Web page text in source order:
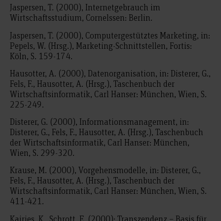
Jaspersen, T. (2000), Internetgebrauch im
Wirtschaftsstudium, Cornelssen: Berlin.
Jaspersen, T. (2000), Computergestütztes Marketing, in:
Pepels, W. (Hrsg.), Marketing-Schnittstellen, Fortis:
Köln, S. 159-174.
Hausotter, A. (2000), Datenorganisation, in: Disterer, G.,
Fels, F., Hausotter, A. (Hrsg.), Taschenbuch der
Wirtschaftsinformatik, Carl Hanser: München, Wien, S.
225-249.
Disterer, G. (2000), Informationsmanagement, in:
Disterer, G., Fels, F., Hausotter, A. (Hrsg.), Taschenbuch
der Wirtschaftsinformatik, Carl Hanser: München,
Wien, S. 299-320.
Krause, M. (2000), Vorgehensmodelle, in: Disterer, G.,
Fels, F., Hausotter, A. (Hrsg.), Taschenbuch der
Wirtschaftsinformatik, Carl Hanser: München, Wien, S.
411-421.
Kairies, K., Schrott, E. (2000): Transzendenz – Basis für